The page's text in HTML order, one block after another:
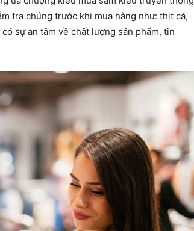
tra chúng trước khi mua hàng như: thịt cá,
sự an tâm về chất lượng sản phẩm, tin